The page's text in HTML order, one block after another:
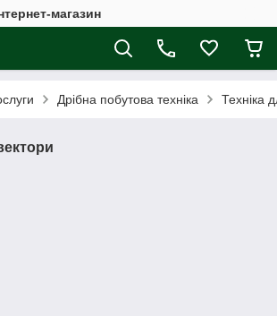
магазин
Дрібна побутова техніка Техніка